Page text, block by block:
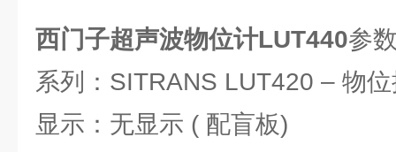
西门子超声波物位计LUT440参
系列：SITRANS LUT420 – 物
显示：无显示 ( 配盲板)